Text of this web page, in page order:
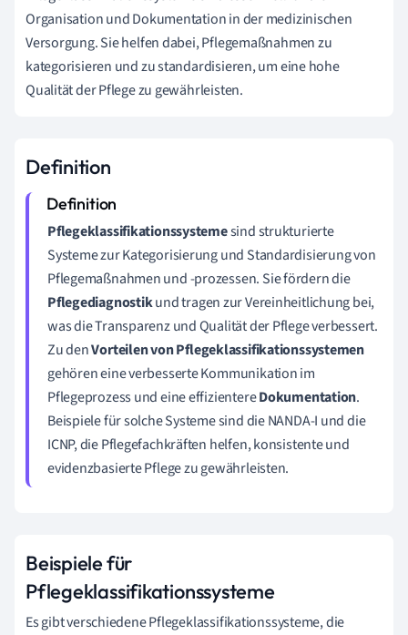
Organisation und Dokumentation in der medizinischen
Versorgung. Sie helfen dabei, Pflegemaßnahmen zu
kategorisieren und zu standardisieren, um eine hohe
Qualität der Pflege zu gewährleisten.
Definition
Pflegeklassifikationssystemesind strukturierte
Systeme zur Kategorisierung und Standardisierung von
Pflegemaßnahmen und -prozessen. Sie fördern die
Pflegediagnostikund tragen zur Vereinheitlichung bei,
was die Transparenz und Qualität der Pflege verbessert.
Zu denVorteilen von Pflegeklassifikationssystemen
gehören eine verbesserte Kommunikation im
Pflegeprozess und eine effizientereDokumentation.
Beispiele für solche Systeme sind die NANDA-I und die
ICNP, die Pflegefachkräften helfen, konsistente und
evidenzbasierte Pflege zu gewährleisten.
Beispiele für
Pflegeklassifikationssysteme
Es gibt verschiedene Pflegeklassifikationssysteme, die